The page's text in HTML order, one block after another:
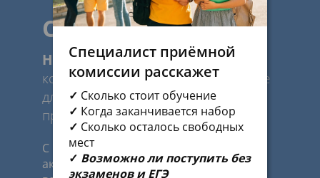
Об академии
Наша цель—
конкурентоспособное образование
для быстрого старта в любимую
профессию.
С 1969 года Российская международная
академия туризма является одним из
Специалист приёмной
комиссии расскажет
✓ Сколько стоит обучение
✓ Когда заканчивается набор
✓ Сколько осталось свободных
мест
✓ Возможно ли поступить без
экзаменов и ЕГЭ